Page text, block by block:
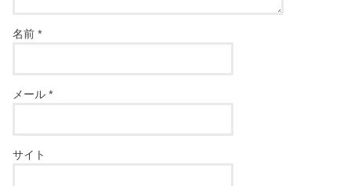
名前*
メール*
サイト